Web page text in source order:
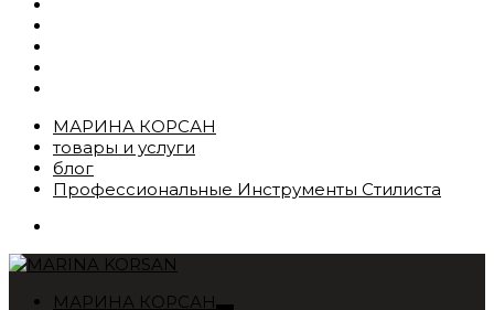
МАРИНА КОРСАН
товары и услуги
блог
Профессиональные Инструменты Стилиста
МАРИНА КОРСАН